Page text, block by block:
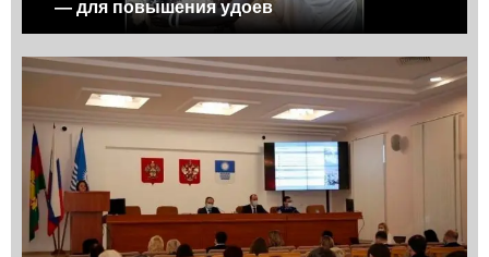
— для повышения удоев